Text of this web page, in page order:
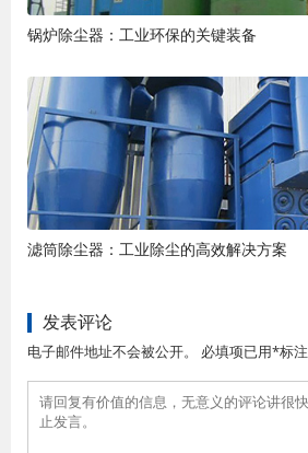
锅炉除尘器：工业环保的关键装备
滤筒除尘器：工业除尘的高效解决方案
发表评论
电子邮件地址不会被公开。 必填项已用*标注